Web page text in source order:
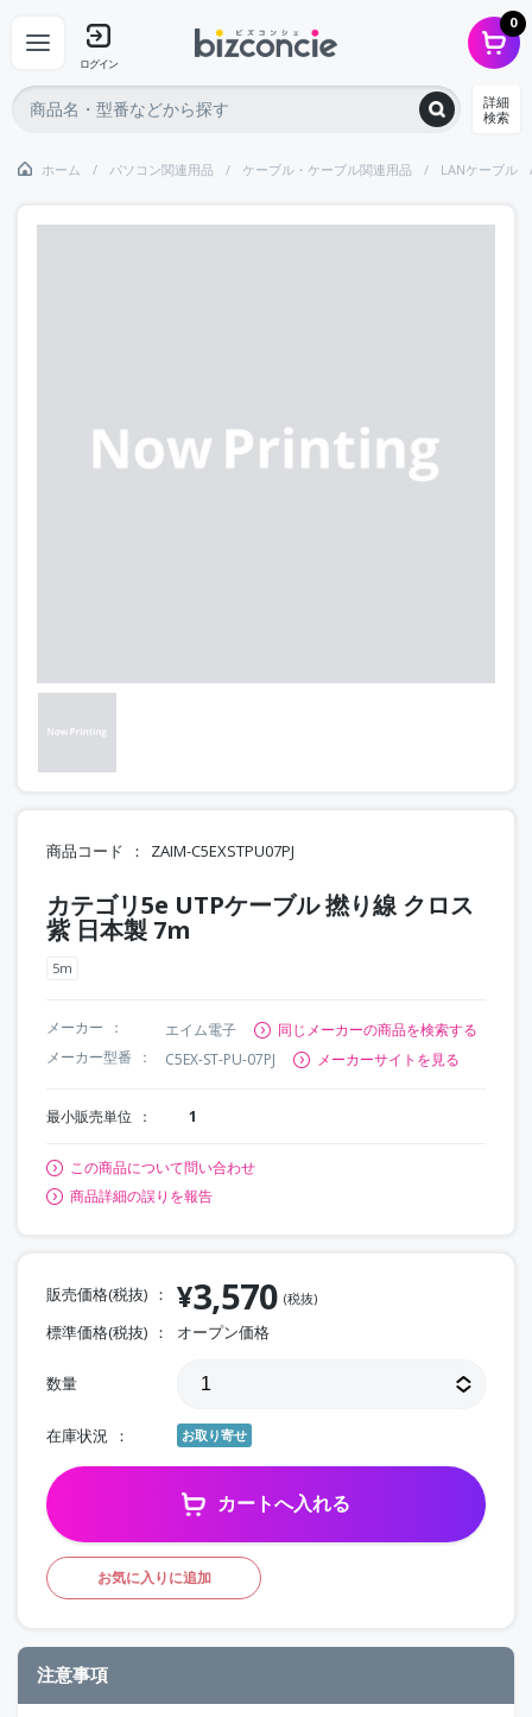
ログイン
0
詳細
検索
ホーム パソコン関連用品 ケーブル・ケーブル関連用品 LANケーブル
商品コード ZAIM-C5EXSTPU07PJ
カテゴリ5e UTPケーブル 撚り線 クロス
紫 日本製 7m
5m
メーカー エイム電子
同じメーカーの商品を検索する
メーカー型番
C5EX-ST-PU-07PJ メーカーサイトを見る
最小販売単位 1
この商品について問い合わせ
商品詳細の誤りを報告
販売価格(税抜) ¥3,570 (税抜)
標準価格(税抜) オープン価格
数量
在庫状況 お取り寄せ
カートへ入れる
お気に入りに追加
注意事項